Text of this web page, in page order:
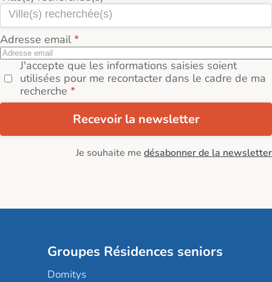
Adresse email
J'accepte que les informations saisies soient
utilisées pour me recontacter dans le cadre de ma
recherche
Recevoir la newsletter
Je souhaite me désabonner de la newsletter
Groupes Résidences seniors
Domitys